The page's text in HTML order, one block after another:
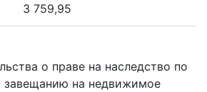
3 759,95
о праве на наследство по
завещанию на недвижимое